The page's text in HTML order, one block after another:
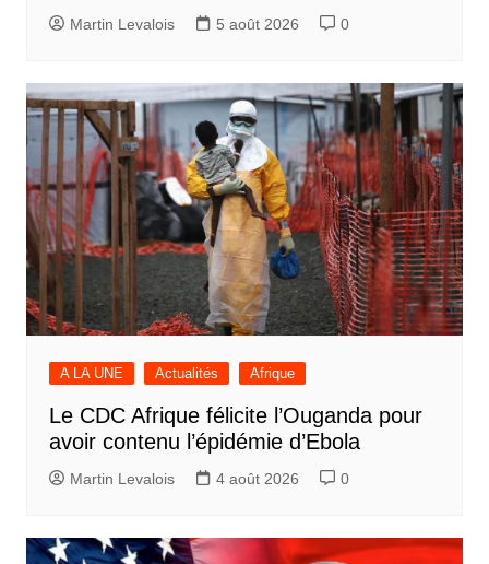
Martin Levalois 5 août 2026 0
A LA UNE Actualités Afrique
Le CDC Afrique félicite l’Ouganda pour
avoir contenu l’épidémie d’Ebola
Martin Levalois 4 août 2026 0